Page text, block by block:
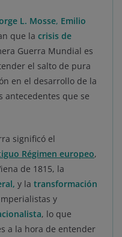
L. Mosse, Emilio
que la crisis de
Guerra Mundial es
el salto de pura
en el desarrollo de la
antecedentes que se
significó el
Régimen europeo,
de 1815, la
, y la transformación
y
, lo que
a la hora de entender